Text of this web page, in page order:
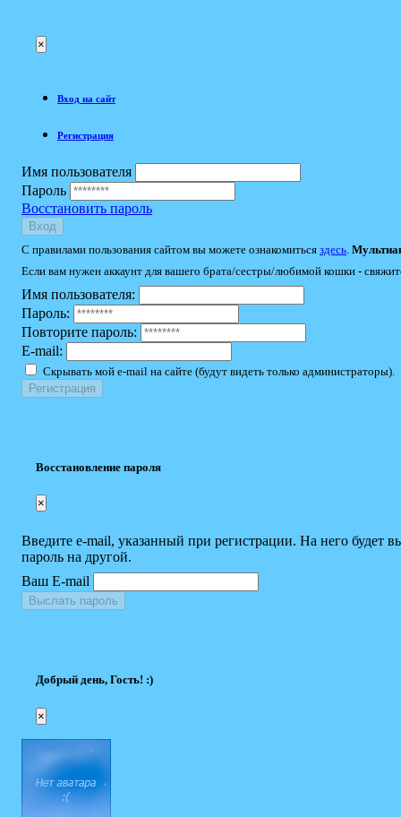
×
Вход на сайт
Регистрация
Имя пользователя
Пароль
Восстановить пароль
Вход
С правилами пользования сайтом вы можете ознакомиться здесь
Если вам нужен аккаунт для вашего брата/сестры/любимой кошки -
Имя пользователя:
Пароль:
Повторите пароль:
E-mail:
Скрывать мой e-mail на сайте (будут видеть только администраторы).
Восстановление пароля
×
Введите e-mail, указанный при регистрации. На него будет
пароль на другой.
Ваш E-mail
Выслать пароль
Добрый день, Гость! :)
×